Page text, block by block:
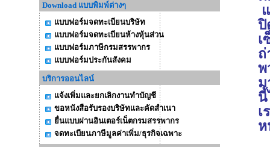
Download แบบพิมพ์ต่างๆ
แบบฟอร์มจดทะเบียนบริษัท
แบบฟอร์มจดทะเบียนห้างหุ้นส่วน
แบบฟอร์มภาษีกรมสรรพากร
แบบฟอร์มประกันสังคม
บริการออนไลน์
แจ้งเพิ่มและยกเลิกงานทำบัญชี
ขอหนังสือรับรองบริษัทและคัดสำเนา
ยื่นแบบผ่านอินเตอร์เน็ตกรมสรรพากร
จดทะเบียนภาษีมูลค่าเพิ่ม/ธุรกิจเฉพาะ
ปิ
เ
ถ่
พ
ม
นี้
เ
ห